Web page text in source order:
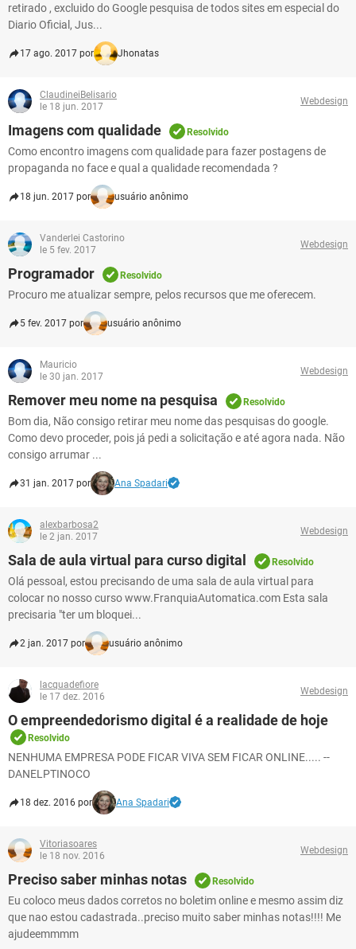
retirado , excluido do Google pesquisa de todos sites em especial do
Diario Oficial, Jus...
17 ago. 2017 por Jhonatas
ClaudineiBelisario
le 18 jun. 2017
Webdesign
Imagens com qualidade Resolvido
Como encontro imagens com qualidade para fazer postagens de
propaganda no face e qual a qualidade recomendada ?
18 jun. 2017 por usuário anônimo
Vanderlei Castorino
le 5 fev. 2017
Webdesign
Programador Resolvido
Procuro me atualizar sempre, pelos recursos que me oferecem.
5 fev. 2017 por usuário anônimo
Mauricio
le 30 jan. 2017
Webdesign
Remover meu nome na pesquisa Resolvido
Bom dia, Não consigo retirar meu nome das pesquisas do google.
Como devo proceder, pois já pedi a solicitação e até agora nada. Não
consigo arrumar ...
31 jan. 2017 por Ana Spadari
alexbarbosa2
le 2 jan. 2017
Webdesign
Sala de aula virtual para curso digital Resolvido
Olá pessoal, estou precisando de uma sala de aula virtual para
colocar no nosso curso www.FranquiaAutomatica.com Esta sala
precisaria "ter um bloquei...
2 jan. 2017 por usuário anônimo
lacquadefiore
le 17 dez. 2016
Webdesign
O empreendedorismo digital é a realidade de hoje
Resolvido
NENHUMA EMPRESA PODE FICAR VIVA SEM FICAR ONLINE..... --
DANELPTINOCO
18 dez. 2016 por Ana Spadari
Vitoriasoares
le 18 nov. 2016
Webdesign
Preciso saber minhas notas Resolvido
Eu coloco meus dados corretos no boletim online e mesmo assim diz
que nao estou cadastrada..preciso muito saber minhas notas!!!! Me
ajudeemmmm